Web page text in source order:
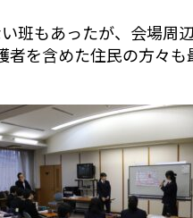
班もあったが、会場周
を含めた住民の方々